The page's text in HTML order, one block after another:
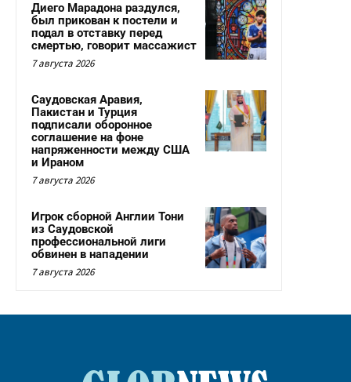
Диего Марадона раздулся,
был прикован к постели и
подал в отставку перед
смертью, говорит массажист
7 августа 2026
Саудовская Аравия,
Пакистан и Турция
подписали оборонное
соглашение на фоне
напряженности между США
и Ираном
7 августа 2026
Игрок сборной Англии Тони
из Саудовской
профессиональной лиги
обвинен в нападении
7 августа 2026